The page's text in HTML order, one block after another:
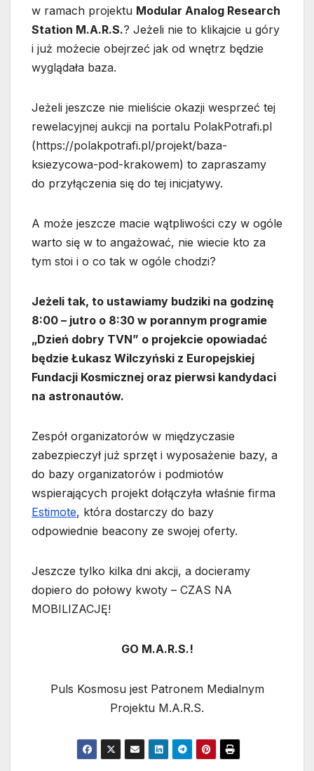
w ramach projektu Modular Analog Research
Station M.A.R.S.? Jeżeli nie to klikajcie u góry
i już możecie obejrzeć jak od wnętrz będzie
wyglądała baza.
Jeżeli jeszcze nie mieliście okazji wesprzeć tej
rewelacyjnej aukcji na portalu PolakPotrafi.pl
(https://polakpotrafi.pl/projekt/baza-
ksiezycowa-pod-krakowem) to zapraszamy
do przyłączenia się do tej inicjatywy.
A może jeszcze macie wątpliwości czy w ogóle
warto się w to angażować, nie wiecie kto za
tym stoi i o co tak w ogóle chodzi?
Jeżeli tak, to ustawiamy budziki na godzinę
8:00 – jutro o 8:30 w porannym programie
„Dzień dobry TVN” o projekcie opowiadać
będzie Łukasz Wilczyński z Europejskiej
Fundacji Kosmicznej oraz pierwsi kandydaci
na astronautów.
Zespół organizatorów w międzyczasie
zabezpieczył już sprzęt i wyposażenie bazy, a
do bazy organizatorów i podmiotów
wspierających projekt dołączyła właśnie firma
Estimote, która dostarczy do bazy
odpowiednie beacony ze swojej oferty.
Jeszcze tylko kilka dni akcji, a docieramy
dopiero do połowy kwoty – CZAS NA
MOBILIZACJĘ!
GO M.A.R.S.!
Puls Kosmosu jest Patronem Medialnym
Projektu M.A.R.S.